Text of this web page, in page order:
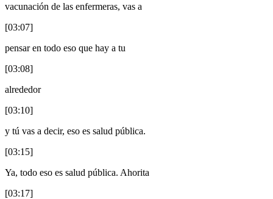
vacunación de las enfermeras, vas a
[03:07]
pensar en todo eso que hay a tu
[03:08]
alrededor
[03:10]
y tú vas a decir, eso es salud pública.
[03:15]
Ya, todo eso es salud pública. Ahorita
[03:17]